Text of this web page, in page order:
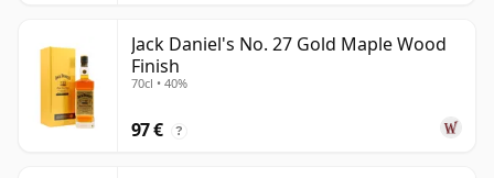
Jack Daniel's No. 27 Gold Maple Wood
Finish
70cl • 40%
97 € ?